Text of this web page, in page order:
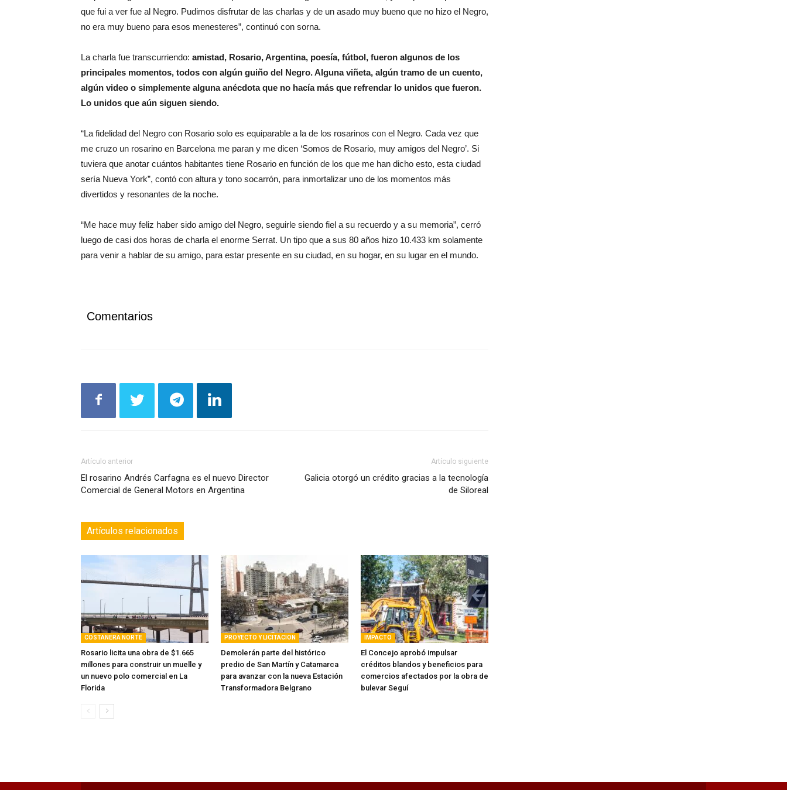
que fui a ver fue al Negro. Pudimos disfrutar de las charlas y de un asado muy bueno que no hizo el Negro,
no era muy bueno para esos menesteres”, continuó con sorna.
La charla fue transcurriendo:
amistad, Rosario, Argentina, poesía, fútbol, fueron algunos de los
principales momentos, todos con algún guiño del Negro. Alguna viñeta, algún tramo de un cuento,
algún video o simplemente alguna anécdota que no hacía más que refrendar lo unidos que fueron.
Lo unidos que aún siguen siendo.
“La fidelidad del Negro con Rosario solo es equiparable a la de los rosarinos con el Negro. Cada vez que
me cruzo un rosarino en Barcelona me paran y me dicen ‘Somos de Rosario, muy amigos del Negro’. Si
tuviera que anotar cuántos habitantes tiene Rosario en función de los que me han dicho esto, esta ciudad
sería Nueva York”, contó con altura y tono socarrón, para inmortalizar uno de los momentos más
divertidos y resonantes de la noche.
“Me hace muy feliz haber sido amigo del Negro, seguirle siendo fiel a su recuerdo y a su memoria”, cerró
luego de casi dos horas de charla el enorme Serrat. Un tipo que a sus 80 años hizo 10.433 km solamente
para venir a hablar de su amigo, para estar presente en su ciudad, en su hogar, en su lugar en el mundo.
Comentarios
Artículo anterior
El rosarino Andrés Carfagna es el nuevo Director
Comercial de General Motors en Argentina
Artículo siguiente
Galicia otorgó un crédito gracias a la tecnología
de Siloreal
Artículos relacionados
COSTANERA NORTE
Rosario licita una obra de $1.665
millones para construir un muelle y
un nuevo polo comercial en La
Florida
PROYECTO Y LICITACION
Demolerán parte del histórico
predio de San Martín y Catamarca
para avanzar con la nueva Estación
Transformadora Belgrano
IMPACTO
El Concejo aprobó impulsar
créditos blandos y beneficios para
comercios afectados por la obra de
bulevar Seguí